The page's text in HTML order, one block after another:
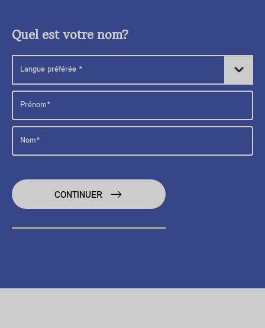
Quel est votre nom?
CONTINUER